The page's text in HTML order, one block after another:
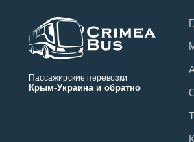
Пассажирские перевозки
Крым-Украина и обратно